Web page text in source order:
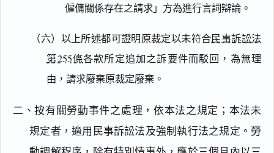
僱傭關係存在之請求」方為進行言詞辯論。
（六）以上所述都可證明原裁定以未符合民事訴訟法
第255條各款所定追加之訴要件而駁回，為無理
由，請求廢棄原裁定廢棄。
二、按有關勞動事件之處理，依本法之規定；本法未
規定者，適用民事訴訟法及強制執行法之規定。勞